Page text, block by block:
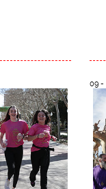
09 -